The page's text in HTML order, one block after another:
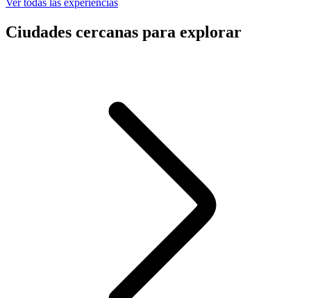
Ciudades cercanas para explorar